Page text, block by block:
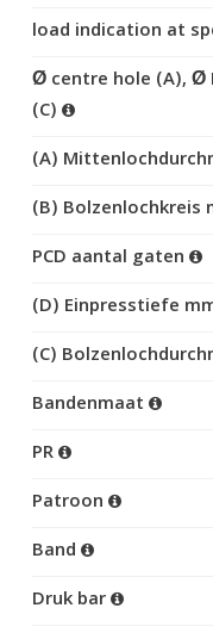
load indication at
Ø centre hole (A), Ø
(C)
(A)
(B) Bolzenlochkreis
PCD aantal gaten
(D) Einpresstiefe
(C)
Bandenmaat
PR
Patroon
Band
Druk bar